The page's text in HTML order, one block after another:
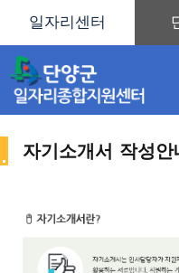
자기소개서 작성안